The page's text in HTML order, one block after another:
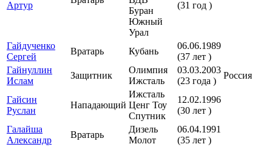
Артур
Буран
Южный
Урал
(31 год )
Гайдученко
Сергей
Вратарь Кубань
06.06.1989
(37 лет )
Гайнуллин
Ислам
Защитник
Олимпия
Ижсталь
03.03.2003
(23 года )
Россия
Гайсин
Руслан
Нападающий
Ижсталь
Ценг Тоу
Спутник
12.02.1996
(30 лет )
Галайша
Александр
Вратарь
Дизель
Молот
06.04.1991
(35 лет )